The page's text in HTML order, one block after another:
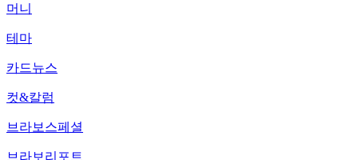
머니
테마
카드뉴스
컷&칼럼
브라보스페셜
브라보리포트